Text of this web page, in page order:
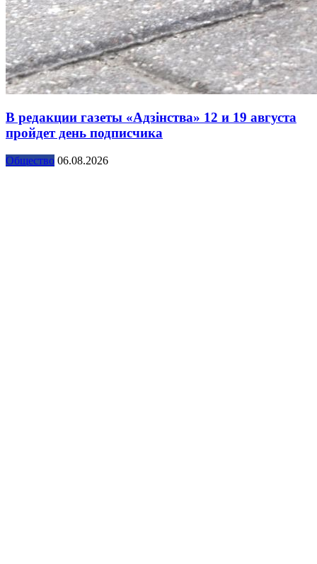
В редакции газеты «Адзінства» 12 и 19 августа
пройдет день подписчика
Общество 06.08.2026